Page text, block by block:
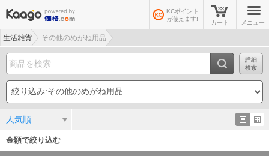
KCポイント
が使えます!
カート メニュー
生活雑貨 その他のめがね用品
詳細
検索
人気順
金額で絞り込む